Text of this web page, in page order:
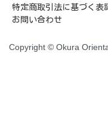
特定商取引法に基づく表
お問い合わせ
Copyright © Okura